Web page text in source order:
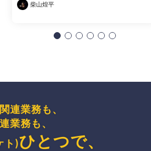
柴山煌平
連業務も、
業務も、
ト)ひとつで、